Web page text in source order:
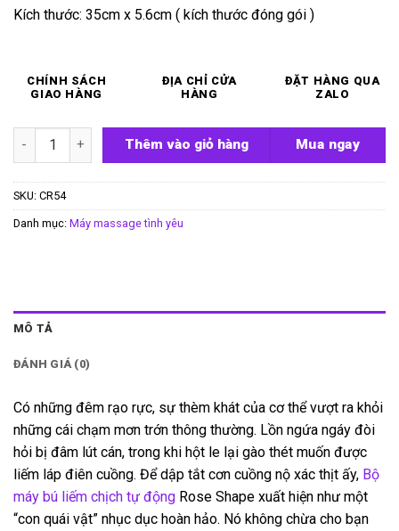
Kích thước: 35cm x 5.6cm ( kích thước đóng gói )
CHÍNH SÁCH
GIAO HÀNG
ĐỊA CHỈ CỬA
HÀNG
ĐẶT HÀNG QUA
ZALO
Bộ máy thủ dâm tự động Rose Shape số lượng
Thêm vào giỏ hàng Mua ngay
SKU: CR54
Danh mục: Máy massage tình yêu
MÔ TẢ
ĐÁNH GIÁ (0)
Có những đêm rạo rực, sự thèm khát của cơ thể vượt ra khỏi
những cái chạm mơn trớn thông thường. Lồn ngứa ngáy đòi
hỏi bị đâm lút cán, trong khi hột le lại gào thét muốn được
liếm láp điên cuồng. Để dập tắt cơn cuồng nộ xác thịt ấy, Bộ
máy bú liếm chịch tự động Rose Shape xuất hiện như một
“con quái vật” nhục dục hoàn hảo. Nó không chừa cho bạn